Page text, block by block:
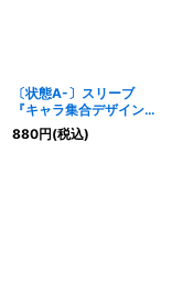
〔状態A-〕スリーブ
『キャラ集合デザイン
(詩姫達の学園祭付属)』
50枚【-】{-}《サプラ
880円(税込)